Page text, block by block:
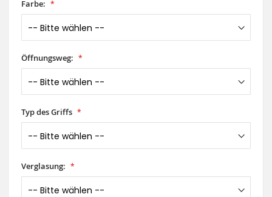
Farbe:
Öffnungsweg:
Typ des Griffs
Verglasung: